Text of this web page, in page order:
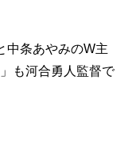
中条あやみのW主
も河合勇人監督で